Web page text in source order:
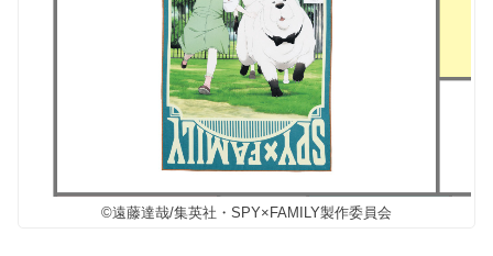
©遠藤達哉/集英社・SPY×FAMILY製作委員会